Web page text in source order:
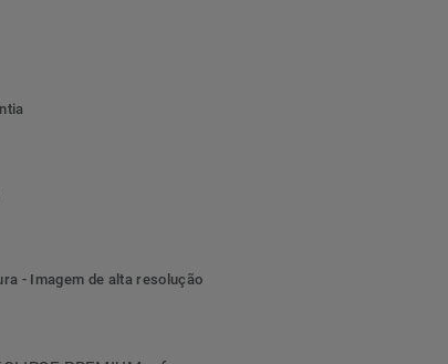
- Imagem de alta resolução